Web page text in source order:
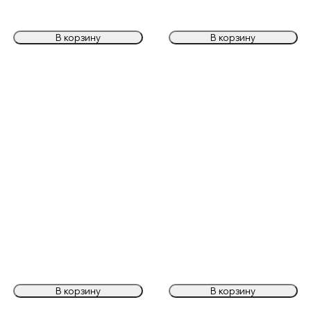
В корзину В корзину
В корзину В корзину